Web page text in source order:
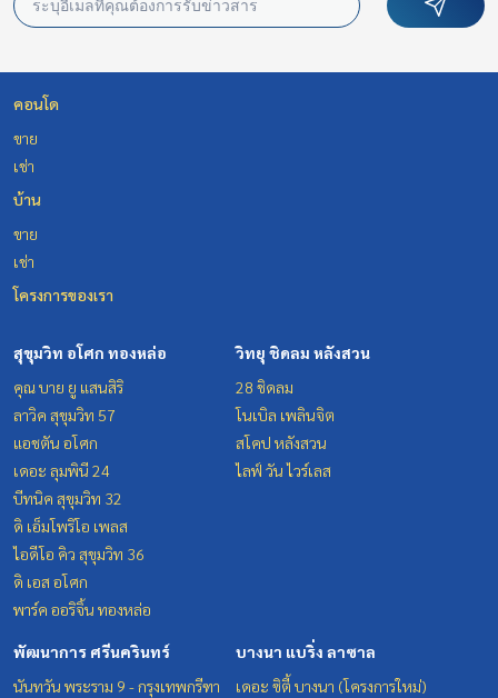
คอนโด
ขาย
เช่า
บ้าน
ขาย
เช่า
โครงการของเรา
สุขุมวิท อโศก ทองหล่อ
คุณ บาย ยู แสนสิริ
ลาวิค สุขุมวิท 57
แอชตัน อโศก
เดอะ ลุมพินี 24
บีทนิค สุขุมวิท 32
ดิ เอ็มโพริโอ เพลส
ไอดีโอ คิว สุขุมวิท 36
ดิ เอส อโศก
พาร์ค ออริจิ้น ทองหล่อ
วิทยุ ชิดลม หลังสวน
28 ชิดลม
โนเบิล เพลินจิต
สโคป หลังสวน
ไลฟ์ วัน ไวร์เลส
พัฒนาการ ศรีนครินทร์
นันทวัน พระราม 9 - กรุงเทพกรีฑา
บางนา แบริ่ง ลาซาล
เดอะ ซิตี้ บางนา (โครงการใหม่)